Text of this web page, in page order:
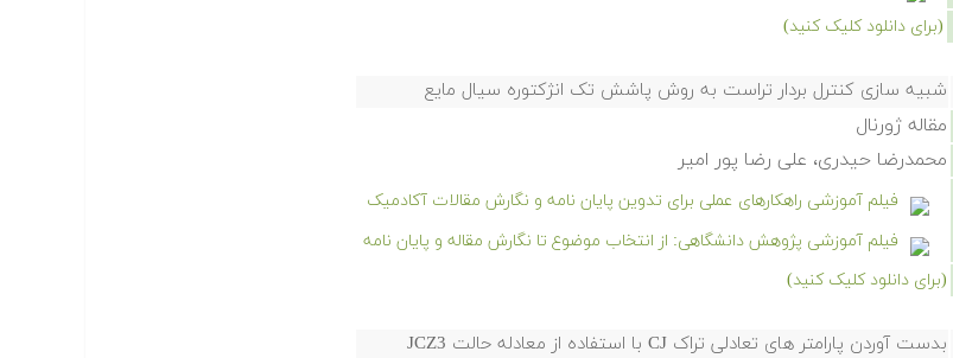
(برای دانلود کلیک کنید)
شبیه سازی کنترل بردار تراست به روش پاشش تک انژکتوره سیال مایع
مقاله ژورنال
محمدرضا حیدری، علی رضا پور امیر
فیلم آموزشی راهکارهای عملی برای تدوین پایان نامه و نگارش مقالات آکادمیک
فیلم آموزشی پژوهش دانشگاهی: از انتخاب موضوع تا نگارش مقاله و پایان نامه
(برای دانلود کلیک کنید)
بدست آوردن پارامتر های تعادلی تراک CJ با استفاده از معادله حالت JCZ3